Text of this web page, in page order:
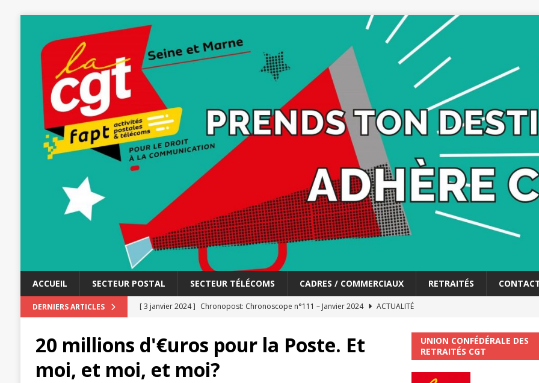
ACCUEIL SECTEUR POSTAL SECTEUR TÉLÉCOMS CADRES / COMMERCIAUX RETRAITÉS
DERNIERS ARTICLES [ 3 janvier 2024 ] Chronopost: Chronoscope n°111 – Janvier 2024
ACTUALITÉ
[ 20 novembre 2023 ]
ACTUALITÉ
[ 15 novembre 2023 ] Postières – Postiers Gardons la main sur nos congés !
20 millions d'€uros pour la Poste. Et
moi, et moi, et moi?
UNION CONFÉDÉRALE DES
RETRAITÉS CGT